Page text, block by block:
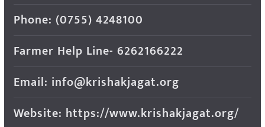
Phone: (0755) 4248100
Farmer Help Line- 6262166222
Email: info@krishakjagat.org
Website: https://www.krishakjagat.org/